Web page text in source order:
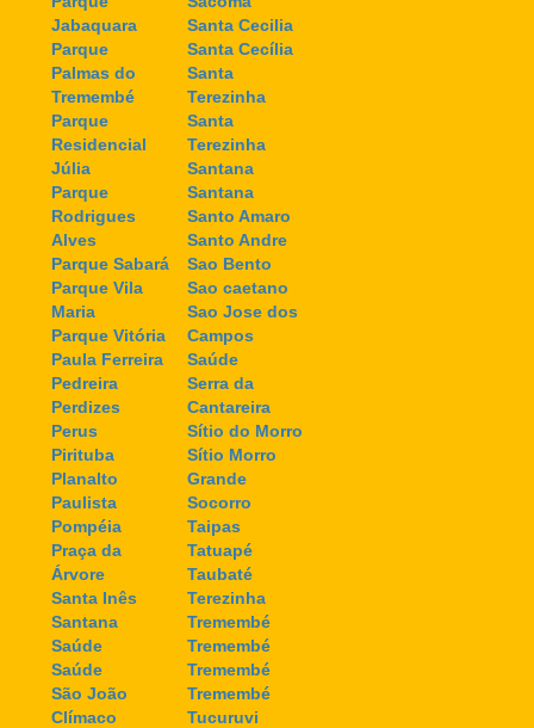
Jabaquara
Parque
Palmas do
Tremembé
Parque
Residencial
Júlia
Parque
Rodrigues
Alves
Parque Sabará
Parque Vila
Maria
Parque Vitória
Paula Ferreira
Pedreira
Perdizes
Perus
Pirituba
Planalto
Paulista
Pompéia
Praça da
Árvore
Santa Inês
Santana
Saúde
Saúde
São João
Clímaco
Santa Cecilia
Santa Cecília
Santa
Terezinha
Santa
Terezinha
Santana
Santana
Santo Amaro
Santo Andre
Sao Bento
Sao caetano
Sao Jose dos
Campos
Saúde
Serra da
Cantareira
Sítio do Morro
Sítio Morro
Grande
Socorro
Taipas
Tatuapé
Taubaté
Terezinha
Tremembé
Tremembé
Tremembé
Tremembé
Tucuruvi